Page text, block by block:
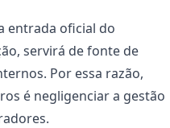
entrada oficial do
servirá de fonte de
Por essa razão,
é negligenciar a gestão